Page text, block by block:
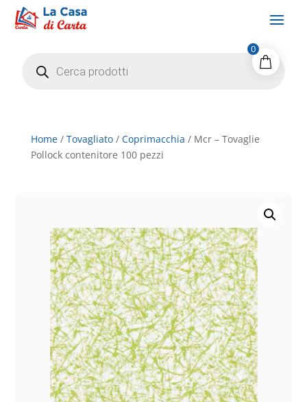
search
Home/ Tovagliato/ Coprimacchia / Mcr – Tovaglie
Pollock contenitore 100 pezzi
0